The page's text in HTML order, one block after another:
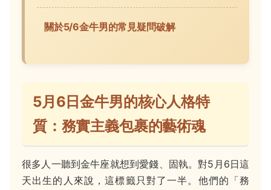
關於5/6金牛男的常見疑問破解
5月6日金牛男的核心人格特
質：務實主義包裹的藝術魂
很多人一聽到金牛座就想到愛錢、固執。對5月6日這
天出生的人來說，這標籤只對了一半。他們的「務